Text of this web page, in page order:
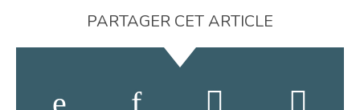
PARTAGER CET ARTICLE